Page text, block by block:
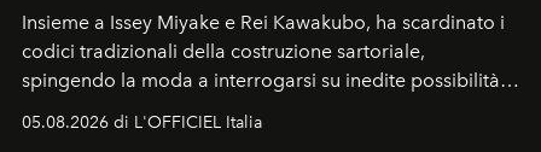
Insieme a Issey Miyake e Rei Kawakubo, ha scardinato i
codici tradizionali della costruzione sartoriale,
spingendo la moda a interrogarsi su inedite possibilità
05.08.2026 di L'OFFICIEL Italia